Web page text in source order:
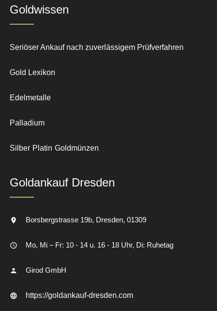
Goldwissen
Seriöser Ankauf nach zuverlässigem Prüfverfahren
Gold Lexikon
Edelmetalle
Palladium
Silber Platin Goldmünzen
Goldankauf Dresden
Borsbergstrasse 19b Dresden 01309
Mo, Mi – Fr: 10 - 14 u. 16 - 18 Uhr, Di: Ruhetag
Girod GmbH
https://goldankauf-dresden.com